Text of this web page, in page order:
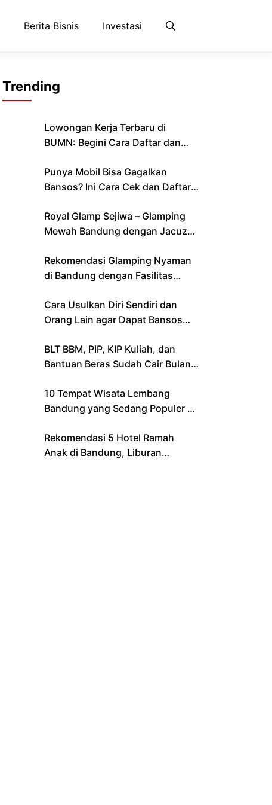
Berita Bisnis Investasi
Trending
Lowongan Kerja Terbaru di
BUMN: Begini Cara Daftar dan
Punya Mobil Bisa Gagalkan
Bansos? Ini Cara Cek dan Daftar
Royal Glamp Sejiwa – Glamping
Mewah Bandung dengan Jacuzzi
Rekomendasi Glamping Nyaman
di Bandung dengan Fasilitas
Cara Usulkan Diri Sendiri dan
Orang Lain agar Dapat Bansos
BLT BBM, PIP, KIP Kuliah, dan
Bantuan Beras Sudah Cair Bulan
10 Tempat Wisata Lembang
Bandung yang Sedang Populer di
Keluarga
Rekomendasi 5 Hotel Ramah
Anak di Bandung, Liburan